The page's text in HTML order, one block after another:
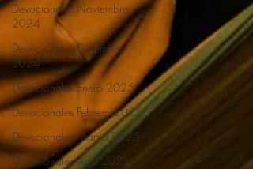
Devocionales Noviembre
2024
Devocionales Diciembre
2024
Devocionales Enero 2025
Devocionales Febrero 2025
Devocionales Marzo 2025
Devocionales Abril 2025